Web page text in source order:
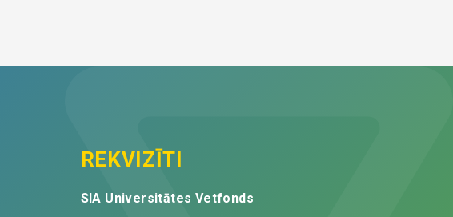
REKVIZĪTI
SIA Universitātes Vetfonds